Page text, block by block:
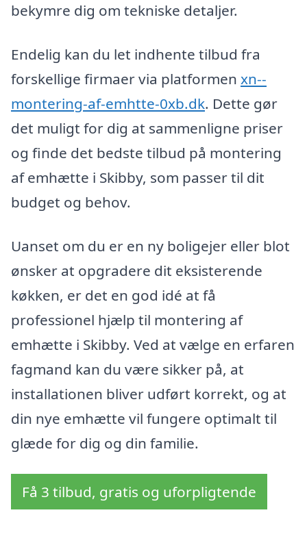
bekymre dig om tekniske detaljer.
Endelig kan du let indhente tilbud fra
forskellige firmaer via platformen xn--
montering-af-emhtte-0xb.dk. Dette gør
det muligt for dig at sammenligne priser
og finde det bedste tilbud på montering
af emhætte i Skibby, som passer til dit
budget og behov.
Uanset om du er en ny boligejer eller blot
ønsker at opgradere dit eksisterende
køkken, er det en god idé at få
professionel hjælp til montering af
emhætte i Skibby. Ved at vælge en erfaren
fagmand kan du være sikker på, at
installationen bliver udført korrekt, og at
din nye emhætte vil fungere optimalt til
glæde for dig og din familie.
Få 3 tilbud, gratis og uforpligtende